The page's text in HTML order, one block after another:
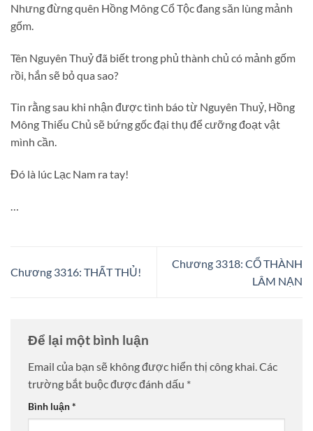
Nhưng đừng quên Hồng Mông Cổ Tộc đang săn lùng mảnh
gốm.
Tên Nguyên Thuỷ đã biết trong phủ thành chủ có mảnh gốm
rồi, hắn sẽ bỏ qua sao?
Tin rằng sau khi nhận được tình báo từ Nguyên Thuỷ, Hồng
Mông Thiếu Chủ sẽ bứng gốc đại thụ để cưỡng đoạt vật
mình cần.
Đó là lúc Lạc Nam ra tay!
…
Chương 3316: THẤT THỦ!
Chương 3318: CỔ THÀNH
LÂM NẠN
Để lại một bình luận
Email của bạn sẽ không được hiển thị công khai. Các
trường bắt buộc được đánh dấu *
Bình luận*